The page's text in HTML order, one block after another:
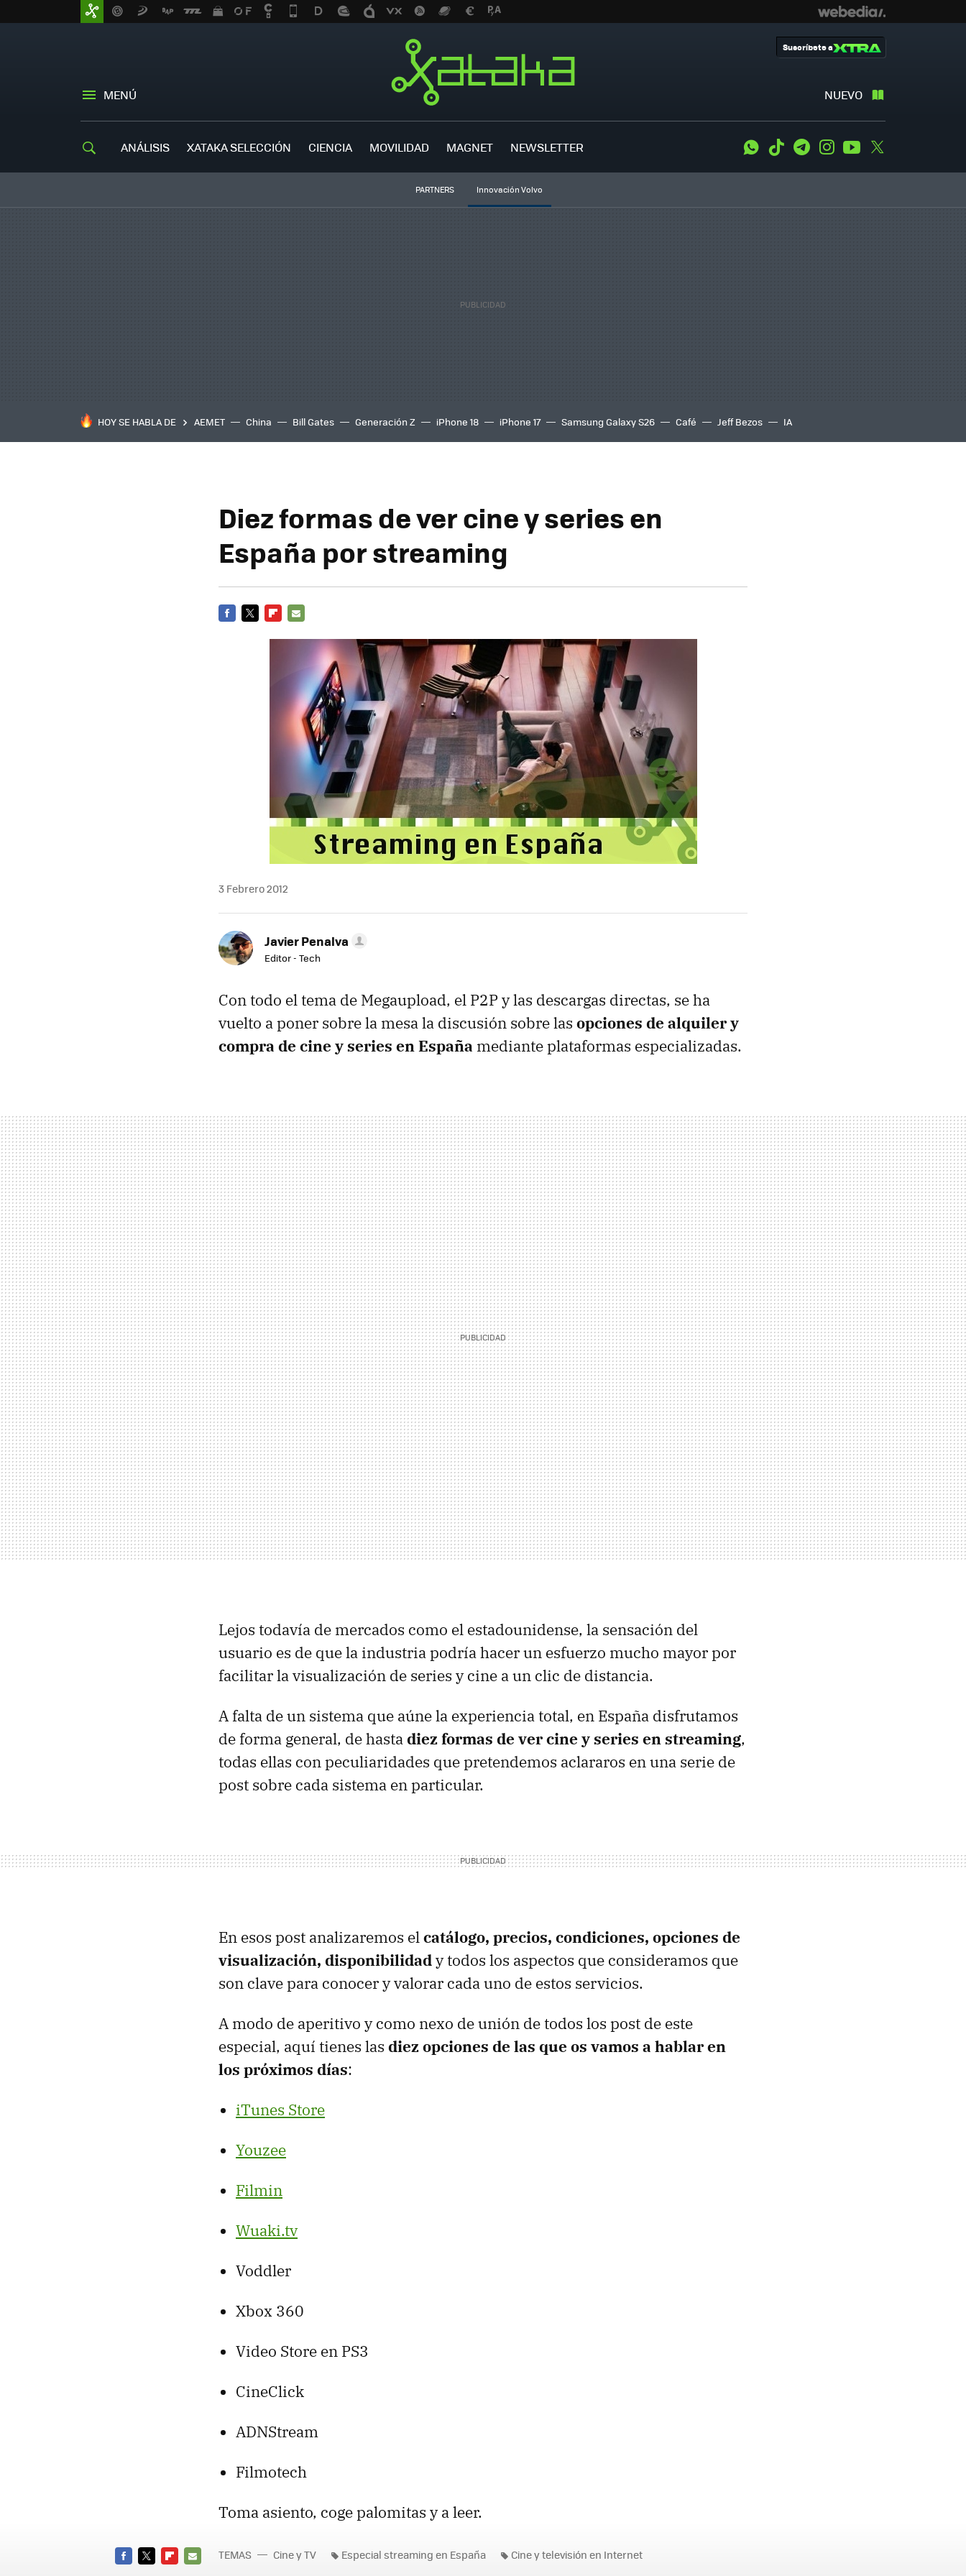
MENÚ NUEVO
Suscríbete a
ANÁLISIS XATAKA SELECCIÓN CIENCIA MOVILIDAD MAGNET NEWSLETTER WhatsApp
Tiktok TelegramInstagramYoutube
PARTNERS Innovación Volvo
HOY SE HABLA DE AEMET China Bill Gates Generación Z iPhone 18 iPhone 17 Samsung Galaxy S26 Café Jeff Bezos IA
Diez formas de ver cine y series en
España por streaming
3 Febrero 2012
Javier Penalva
Editor - Tech
Con todo el tema de Megaupload, el P2P y las descargas directas, se ha
vuelto a poner sobre la mesa la discusión sobre las opciones de alquiler y
compra de cine y series en España mediante plataformas especializadas.
Lejos todavía de mercados como el estadounidense, la sensación del
usuario es de que la industria podría hacer un esfuerzo mucho mayor por
facilitar la visualización de series y cine a un clic de distancia.
A falta de un sistema que aúne la experiencia total, en España disfrutamos
de forma general, de hastadiez formas de ver cine y series en streaming,
todas ellas con peculiaridades que pretendemos aclararos en una serie de
post sobre cada sistema en particular.
En esos post analizaremos elcatálogo, precios, condiciones, opciones de
visualización, disponibilidady todos los aspectos que consideramos que
son clave para conocer y valorar cada uno de estos servicios.
A modo de aperitivo y como nexo de unión de todos los post de este
especial, aquí tienes las diez opciones de las que os vamos a hablar en
los próximos días:
iTunes Store
Youzee
Filmin
Wuaki.tv
Voddler
Xbox 360
Video Store en PS3
CineClick
ADNStream
Filmotech
Toma asiento, coge palomitas y a leer.
TEMAS Cine y TV Especial streaming en España Cine y televisión en Internet